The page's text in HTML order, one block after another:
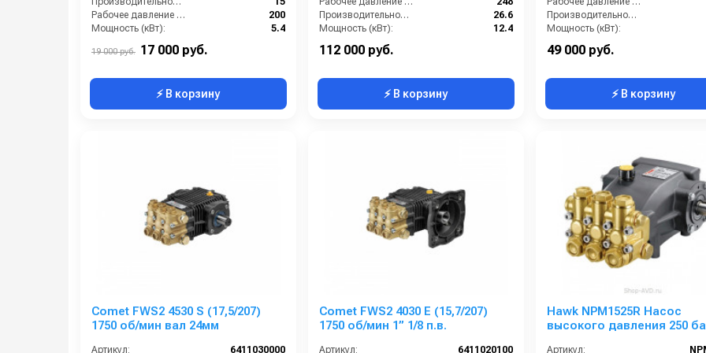
Рабочее давление (бар):
200
Мощность (кВт):
5.4
19 000 руб. 17 000 руб.
⚡ В корзину
Производительность (л/мин):
26.6
Мощность (кВт):
12.4
112 000 руб.
⚡ В корзину
Производительность (л/мин):
Мощность (кВт):
49 000 руб.
⚡ В корзину
Comet FWS2 4530 S (17,5/207)
1750 об/мин вал 24мм
Артикул: 6411030000
Comet FWS2 4030 E (15,7/207)
1750 об/мин 1” 1/8 п.в.
Артикул: 6411020100
Hawk NPM1525R Насос
высокого давления 250
Артикул: